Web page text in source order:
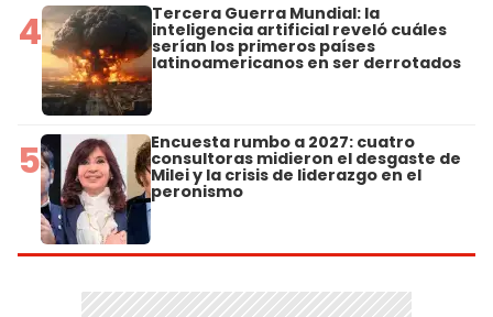
4 Tercera Guerra Mundial: la
inteligencia artificial reveló cuáles
serían los primeros países
latinoamericanos en ser derrotados
5 Encuesta rumbo a 2027: cuatro
consultoras midieron el desgaste de
Milei y la crisis de liderazgo en el
peronismo